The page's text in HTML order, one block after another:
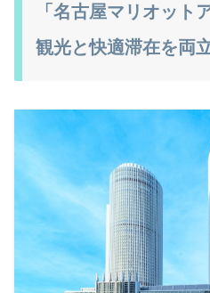
「名古屋マリオット
観光と快適滞在を両